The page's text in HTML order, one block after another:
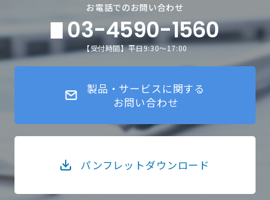
お電話でのお問い合わせ
03-4590-1560
【受付時間】平日9:30～17:00
製品・サービスに関する
お問い合わせ
パンフレットダウンロード